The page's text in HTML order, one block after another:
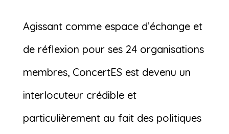
Agissant comme espace d’échange et
de réflexion pour ses 24 organisations
membres, ConcertES est devenu un
interlocuteur crédible et
particulièrement au fait des politiques